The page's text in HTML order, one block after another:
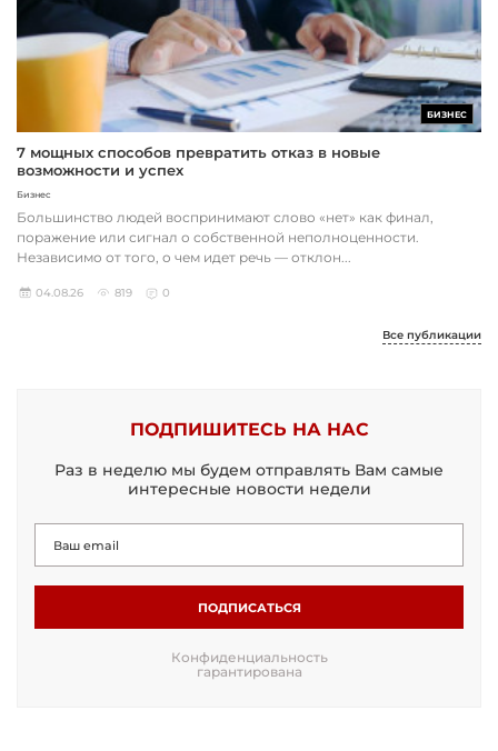
БИЗНЕС
7 мощных способов превратить отказ в новые
возможности и успех
Бизнес
Большинство людей воспринимают слово «нет» как финал,
поражение или сигнал о собственной неполноценности.
Независимо от того, о чем идет речь — отклон...
04.08.26 819 0
Все публикации
ПОДПИШИТЕСЬ НА НАС
Раз в неделю мы будем отправлять Вам самые
интересные новости недели
ПОДПИСАТЬСЯ
Конфиденциальность
гарантирована